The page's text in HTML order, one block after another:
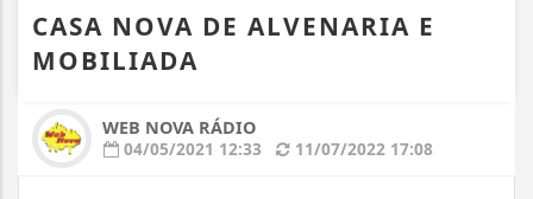
CASA NOVA DE ALVENARIA E
MOBILIADA
WEB NOVA RÁDIO
04/05/2021 12:33
11/07/2022 17:08